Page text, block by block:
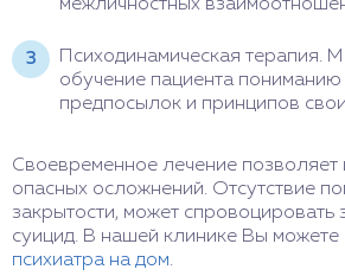
межличностных
Психодинамическая терапия.
обучение пациента
предпосылок и принципов
Своевременное лечение позволяет
опасных осложнений. Отсутствие
закрытости, может спровоцировать
суицид. В нашей клинике Вы можете
психиатра на дом.